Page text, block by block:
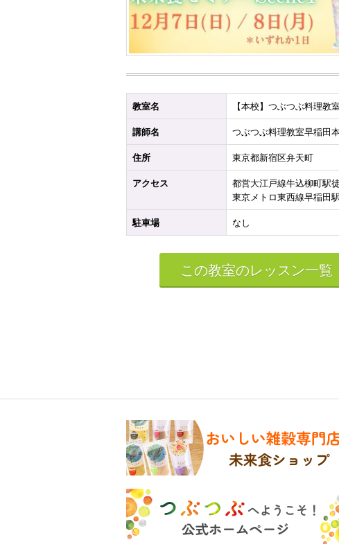
教室名 【本校】つぶつぶ料理教
講師名 つぶつぶ料理教室早稲田
住所 東京都新宿区弁天町
アクセス
都営大江戸線牛込柳町駅
東京メトロ東西線早稲田
駐車場 なし
この教室のレッスン一覧